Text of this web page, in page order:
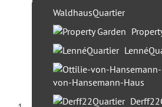
Leistungen
30 Jahre Profi Partner
Standorte & Team
Team Berlin
Team München
WaldhausQuartier
von-Hansemann-Haus
Wir sind für Sie da!